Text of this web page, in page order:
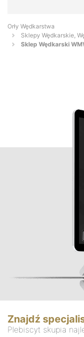
Orły Wędkarstwa
Sklepy Wędkarskie,
Sklep Wędkarski
Znajdź
Plebiscyt skupia